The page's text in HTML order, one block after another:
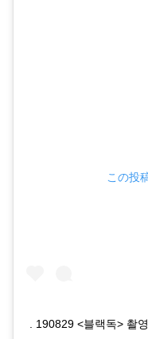
この投
. 190829 <블랙독> 촬